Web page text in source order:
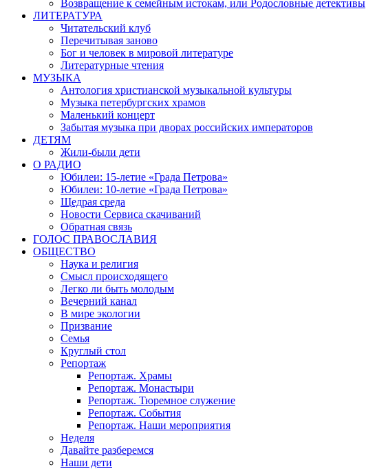
Возвращение к семейным истокам, или Родословные детективы
ЛИТЕРАТУРА
Читательский клуб
Перечитывая заново
Бог и человек в мировой литературе
Литературные чтения
МУЗЫКА
Антология христианской музыкальной культуры
Музыка петербургских храмов
Маленький концерт
Забытая музыка при дворах российских императоров
ДЕТЯМ
Жили-были дети
О РАДИО
Юбилеи: 15-летие «Града Петрова»
Юбилеи: 10-летие «Града Петрова»
Щедрая среда
Новости Сервиса скачиваний
Обратная связь
ГОЛОС ПРАВОСЛАВИЯ
ОБЩЕСТВО
Наука и религия
Смысл происходящего
Легко ли быть молодым
Вечерний канал
В мире экологии
Призвание
Семья
Круглый стол
Репортаж
Репортаж. Храмы
Репортаж. Монастыри
Репортаж. Тюремное служение
Репортаж. События
Репортаж. Наши мероприятия
Неделя
Давайте разберемся
Наши дети